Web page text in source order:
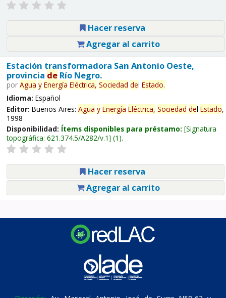
Hacer reserva
Agregar al carrito
Estación transformadora San Antonio Oeste,
provincia deRío Negro.
por Agua y Energía Eléctrica, Sociedad del Estado.
Idioma: Español
Editor: Buenos Aires: Agua y Energía Eléctrica, Sociedad del Estado,
1998
Disponibilidad: Ítems disponibles para préstamo: Signatura
topográfica: 621.374.5/A282/v.1 (1).
Hacer reserva
Agregar al carrito